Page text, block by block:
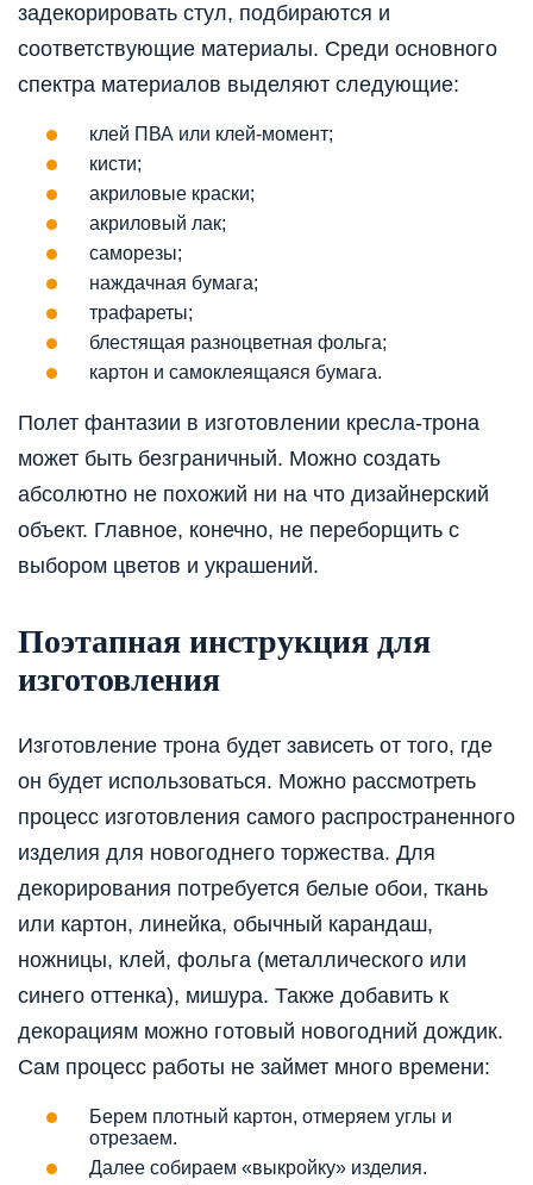
задекорировать стул, подбираются и
соответствующие материалы. Среди основного
спектра материалов выделяют следующие:
клей ПВА или клей-момент;
кисти;
акриловые краски;
акриловый лак;
саморезы;
наждачная бумага;
трафареты;
блестящая разноцветная фольга;
картон и самоклеящаяся бумага.
Полет фантазии в изготовлении кресла-трона
может быть безграничный. Можно создать
абсолютно не похожий ни на что дизайнерский
объект. Главное, конечно, не переборщить с
выбором цветов и украшений.
Поэтапная инструкция для
изготовления
Изготовление трона будет зависеть от того, где
он будет использоваться. Можно рассмотреть
процесс изготовления самого распространенного
изделия для новогоднего торжества. Для
декорирования потребуется белые обои, ткань
или картон, линейка, обычный карандаш,
ножницы, клей, фольга (металлического или
синего оттенка), мишура. Также добавить к
декорациям можно готовый новогодний дождик.
Сам процесс работы не займет много времени:
Берем плотный картон, отмеряем углы и
отрезаем.
Далее собираем «выкройку» изделия.